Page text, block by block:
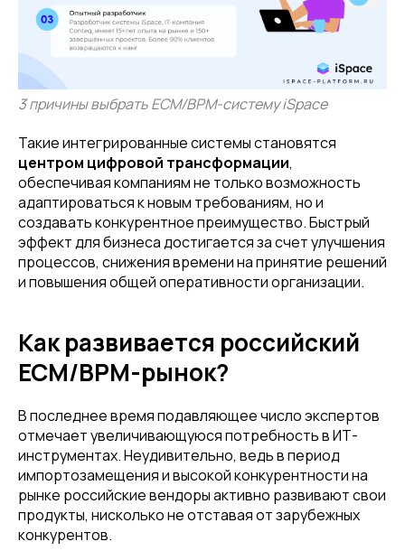
3 причины выбрать ECM/BPM-систему iSpace
Такие интегрированные системы становятся
центром цифровой трансформации,
обеспечивая компаниям не только возможность
адаптироваться к новым требованиям, но и
создавать конкурентное преимущество. Быстрый
эффект для бизнеса достигается за счет улучшения
процессов, снижения времени на принятие решений
и повышения общей оперативности организации.
Как развивается российский
ECM/BPM-рынок?
В последнее время подавляющее число экспертов
отмечает увеличивающуюся потребность в ИТ-
инструментах. Неудивительно, ведь в период
импортозамещения и высокой конкурентности на
рынке российские вендоры активно развивают свои
продукты, нисколько не отставая от зарубежных
конкурентов.